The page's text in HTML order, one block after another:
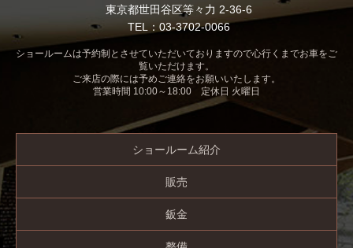
東京都世田谷区等々力 2-36-6
TEL：03-3702-0066
ショールームは予約制とさせていただいておりますので心行くまでお車をご
覧いただけます。
ご来店の際には予めご連絡をお願いいたします。
営業時間 10:00～18:00 定休日 火曜日
ショールーム紹介
販売
鈑金